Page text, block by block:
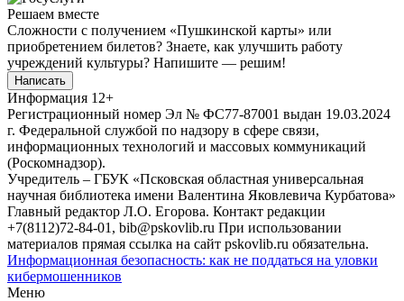
Решаем вместе
Сложности с получением «Пушкинской карты» или
приобретением билетов? Знаете, как улучшить работу
учреждений культуры? Напишите — решим!
Написать
Информация 12+
Регистрационный номер Эл № ФС77-87001 выдан 19.03.2024
г. Федеральной службой по надзору в сфере связи,
информационных технологий и массовых коммуникаций
(Роскомнадзор).
Учредитель – ГБУК «Псковская областная универсальная
научная библиотека имени Валентина Яковлевича Курбатова»
Главный редактор Л.О. Егорова. Контакт редакции
+7(8112)72-84-01, bib@pskovlib.ru При использовании
материалов прямая ссылка на сайт pskovlib.ru обязательна.
Информационная безопасность: как не поддаться на уловки
кибермошенников
Меню